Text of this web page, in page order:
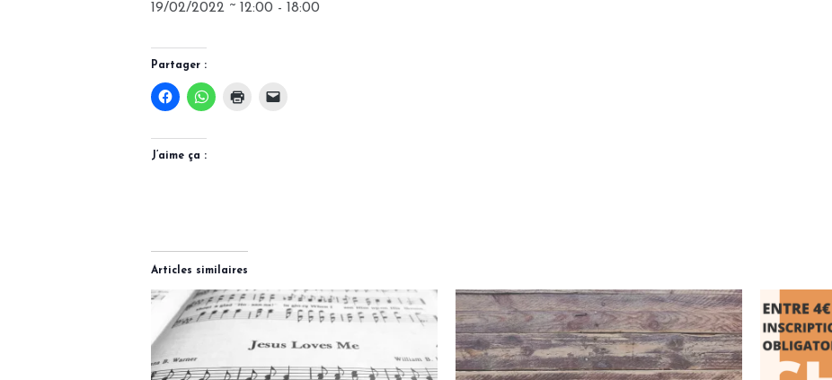
19/02/2022 ~ 12:00 - 18:00
Partager :
J’aime ça :
Articles similaires